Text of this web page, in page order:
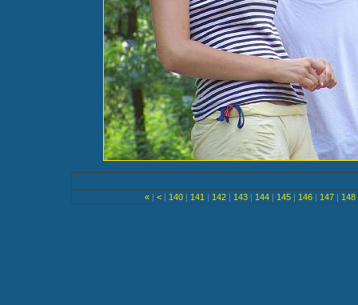
« | < | 140 | 141 | 142 | 143 | 144 | 145 | 146 | 147 | 148